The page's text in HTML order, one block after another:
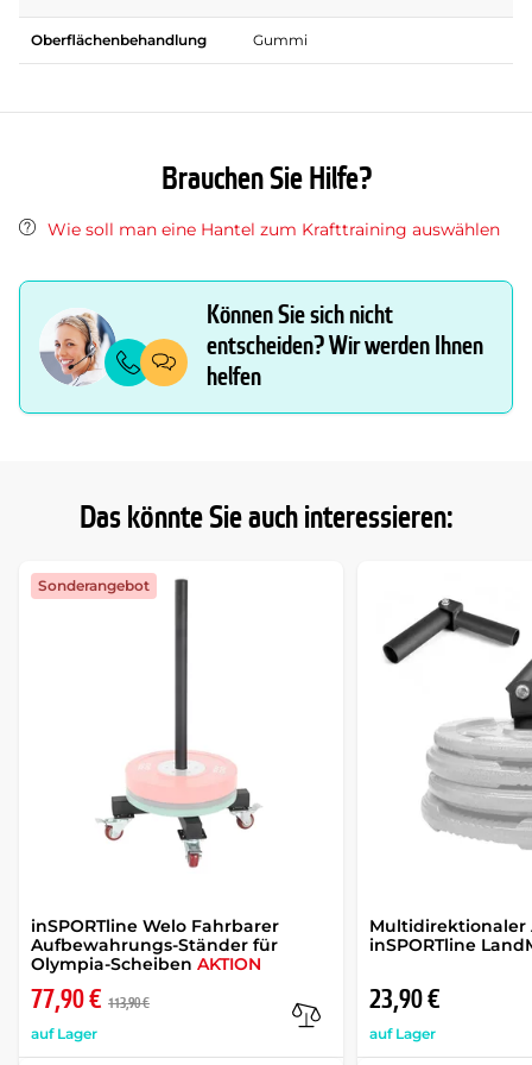
Das könnte Sie auch interessieren:
inSPORTline Welo Fahrbarer
Aufbewahrungs-Ständer für
Olympia-Scheiben AKTION
77,90 € 113,90 €
auf Lager
Sonderangebot
Multidirektionaler
inSPORTline
23,90 €
auf Lager
Oberflächenbehandlung Gummi
Brauchen Sie Hilfe?
Wie soll man eine Hantel zum Krafttraining auswählen
Können Sie sich nicht
entscheiden? Wir werden Ihnen
helfen